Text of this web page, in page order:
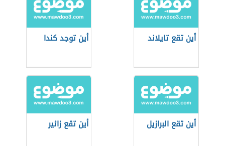
أين تقع تايلاند أين توجد كندا
أين تقع البرازيل أين تقع زائير